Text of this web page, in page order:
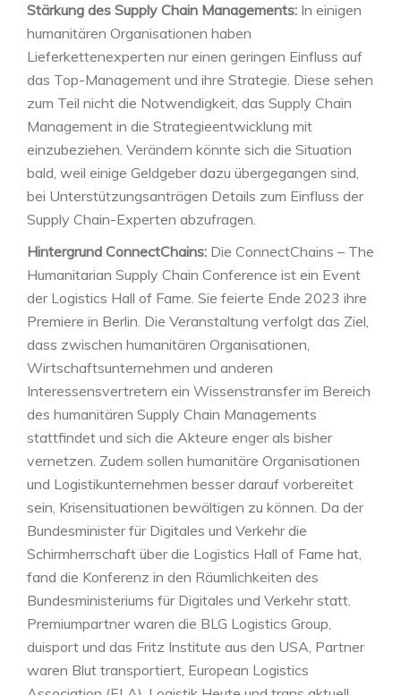
Stärkung des Supply Chain Managements: In einigen
humanitären Organisationen haben
Lieferkettenexperten nur einen geringen Einfluss auf
das Top-Management und ihre Strategie. Diese sehen
zum Teil nicht die Notwendigkeit, das Supply Chain
Management in die Strategieentwicklung mit
einzubeziehen. Verändern könnte sich die Situation
bald, weil einige Geldgeber dazu übergegangen sind,
bei Unterstützungsanträgen Details zum Einfluss der
Supply Chain-Experten abzufragen.
Hintergrund ConnectChains: Die ConnectChains – The
Humanitarian Supply Chain Conference ist ein Event
der Logistics Hall of Fame. Sie feierte Ende 2023 ihre
Premiere in Berlin. Die Veranstaltung verfolgt das Ziel,
dass zwischen humanitären Organisationen,
Wirtschaftsunternehmen und anderen
Interessensvertretern ein Wissenstransfer im Bereich
des humanitären Supply Chain Managements
stattfindet und sich die Akteure enger als bisher
vernetzen. Zudem sollen humanitäre Organisationen
und Logistikunternehmen besser darauf vorbereitet
sein, Krisensituationen bewältigen zu können. Da der
Bundesminister für Digitales und Verkehr die
Schirmherrschaft über die Logistics Hall of Fame hat,
fand die Konferenz in den Räumlichkeiten des
Bundesministeriums für Digitales und Verkehr statt.
Premiumpartner waren die BLG Logistics Group,
duisport und das Fritz Institute aus den USA, Partner
waren Blut transportiert, European Logistics